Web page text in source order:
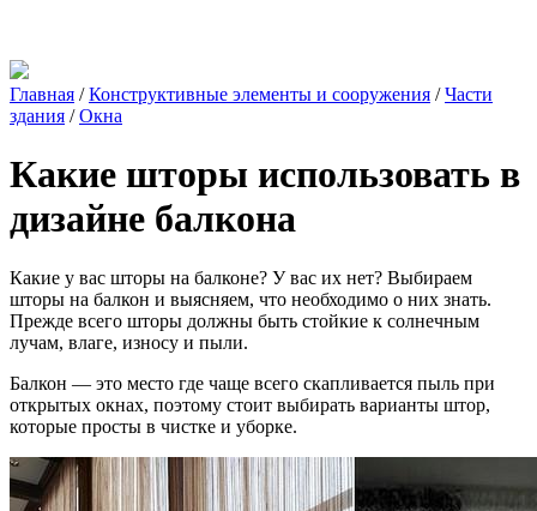
Главная /Конструктивные элементы и сооружения /Части
здания /Окна
Какие шторы использовать в
дизайне балкона
Какие у вас шторы на балконе? У вас их нет? Выбираем
шторы на балкон и выясняем, что необходимо о них знать.
Прежде всего шторы должны быть стойкие к солнечным
лучам, влаге, износу и пыли.
Балкон — это место где чаще всего скапливается пыль при
открытых окнах, поэтому стоит выбирать варианты штор,
которые просты в чистке и уборке.